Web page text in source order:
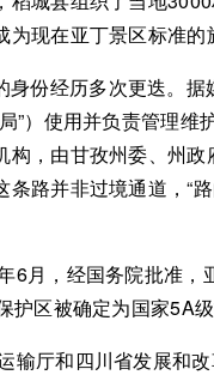
现在亚丁景区标准的
身份经历多次更迭。
”）使用并负责管理
构，由甘孜州委、州
路并非过境通道，“
6月，经国务院批准
区被确定为国家5A级
输厅和四川省发展和